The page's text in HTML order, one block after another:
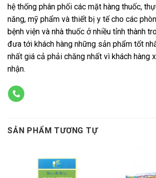
hệ thống phân phối các mặt hàng thuốc,
năng, mỹ phẩm và thiết bị y tế cho các
bệnh viện và nhà thuốc ở nhiều tỉnh thành
đưa tới khách hàng những sản phẩm tốt
nhất giá cả phải chăng nhất vì khách hàng
nhận.
SẢN PHẨM TƯƠNG TỰ